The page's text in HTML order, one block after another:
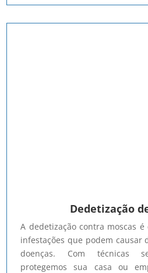
Dedetização
A dedetização contra moscas
infestações que podem causar
doenças. Com técnicas
protegemos sua casa ou